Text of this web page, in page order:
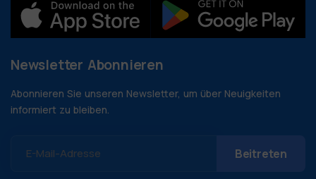
Newsletter Abonnieren
Abonnieren Sie unseren Newsletter, um über Neuigkeiten
informiert zu bleiben.
E-Mail-Adresse